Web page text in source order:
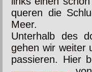
queren die
Meer.
Unterhalb des
gehen wir weiter
passieren. Hier